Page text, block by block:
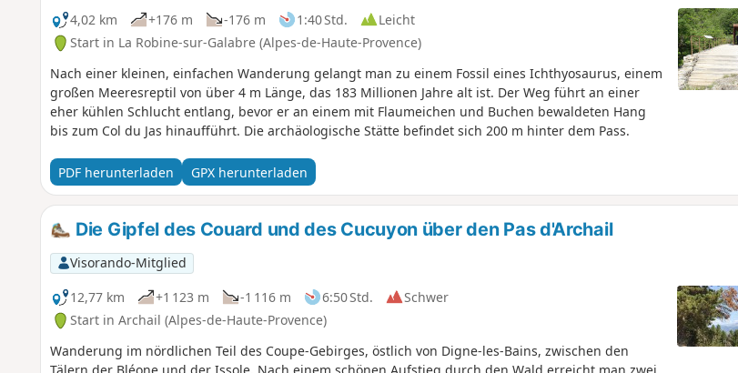
4,02 km
+176 m -176 m 1:40 Std.
Leicht
Start in La Robine-sur-Galabre (Alpes-de-Haute-Provence)
Nach einer kleinen, einfachen Wanderung gelangt man zu einem Fossil eines Ichthyosaurus, einem
großen Meeresreptil von über 4 m Länge, das 183 Millionen Jahre alt ist. Der Weg führt an einer
eher kühlen Schlucht entlang, bevor er an einem mit Flaumeichen und Buchen bewaldeten Hang
bis zum Col du Jas hinaufführt. Die archäologische Stätte befindet sich 200 m hinter dem Pass.
PDF herunterladen GPX herunterladen
Die Gipfel des Couard und des Cucuyon über den Pas d'Archail
Visorando-Mitglied
12,77 km
+1 123 m -1 116 m 6:50 Std.
Schwer
Start in Archail (Alpes-de-Haute-Provence)
Wanderung im nördlichen Teil des Coupe-Gebirges, östlich von Digne-les-Bains, zwischen den